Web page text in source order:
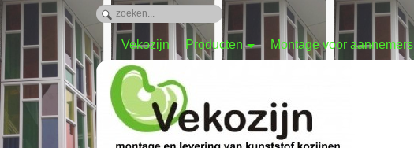
Vekozijn Producten Montage voor aannemers